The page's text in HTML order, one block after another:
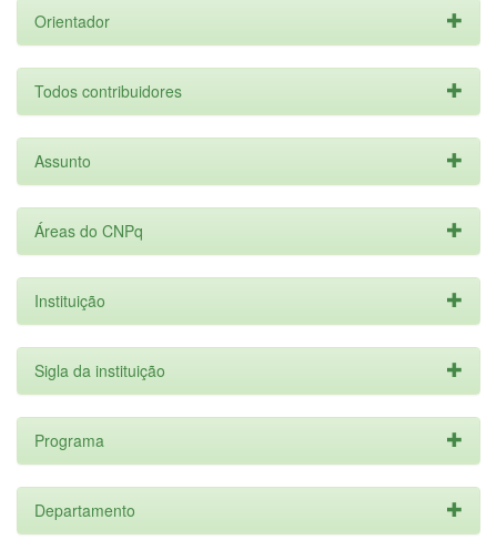
Orientador
Todos contribuidores
Assunto
Áreas do CNPq
Instituição
Sigla da instituição
Programa
Departamento